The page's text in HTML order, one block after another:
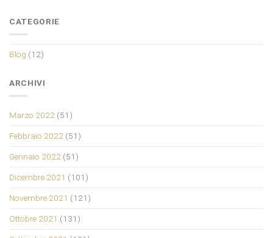
CATEGORIE
Blog (12)
ARCHIVI
Marzo 2022 (51)
Febbraio 2022 (51)
Gennaio 2022 (51)
Dicembre 2021 (101)
Novembre 2021 (121)
Ottobre 2021 (131)